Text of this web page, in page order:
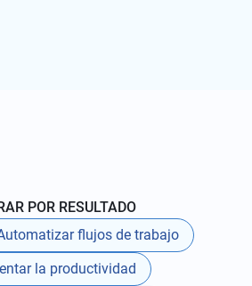
POR RESULTADO
flujos de trabajo
la productividad